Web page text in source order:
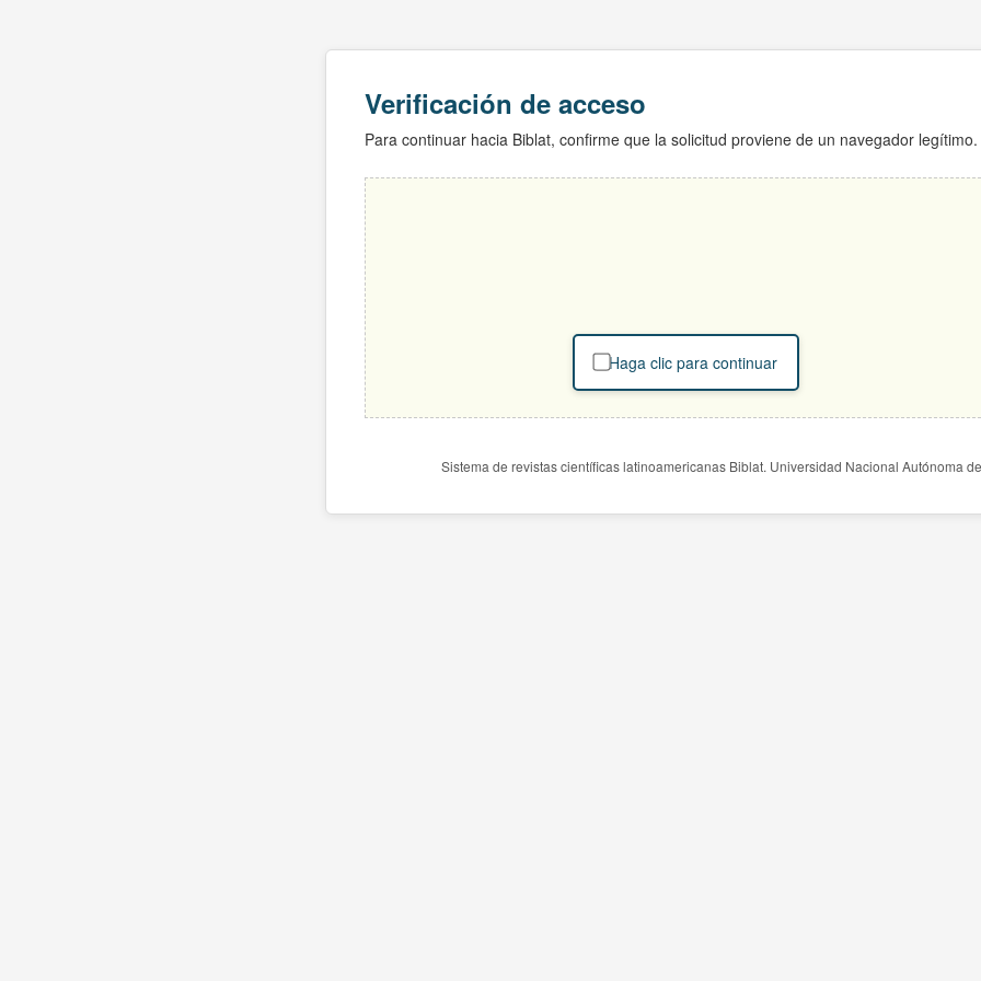
Verificación de acceso
Para continuar hacia Biblat, confirme que la solicitud proviene de un navegador legítimo.
Haga clic para continuar
Sistema de revistas científicas latinoamericanas Biblat. Universidad Nacional Autónoma